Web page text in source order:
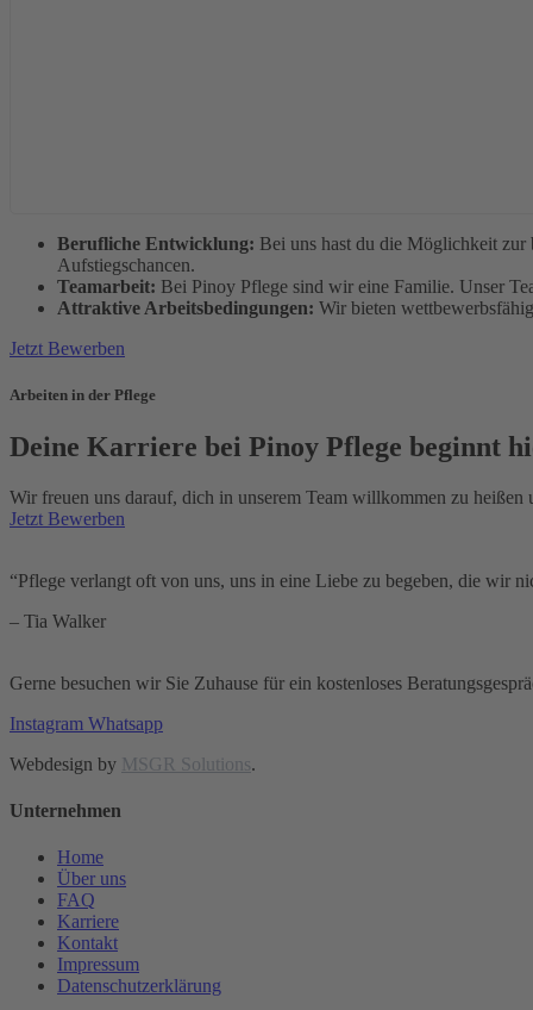
Berufliche Entwicklung: Bei uns hast du die Möglichkeit
Aufstiegschancen.
Teamarbeit: Bei Pinoy Pflege sind wir eine Familie. Unser
Attraktive Arbeitsbedingungen: Wir bieten
Jetzt Bewerben
Arbeiten in der Pflege
Deine Karriere bei Pinoy Pflege beginnt
Wir freuen uns darauf, dich in unserem Team willkommen zu heißen
Jetzt Bewerben
“Pflege verlangt oft von uns, uns in eine Liebe zu begeben, die wir
– Tia Walker
Gerne besuchen wir Sie Zuhause für ein kostenloses
Instagram Whatsapp
Webdesign by MSGR Solutions.
Unternehmen
Home
Über uns
FAQ
Karriere
Kontakt
Impressum
Datenschutzerklärung